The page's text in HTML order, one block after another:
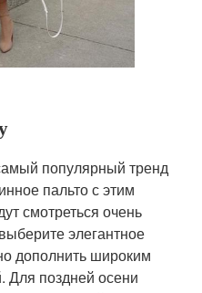
популярный тренд
пальто с этим
смотреться очень
элегантное
дополнить широким
Для поздней осени